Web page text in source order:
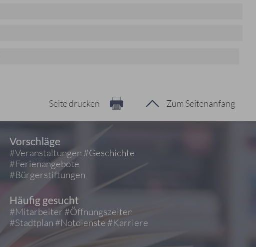
Zum Seitenanfang
Seite drucken
Vorschläge
#Veranstaltungen #Geschichte
#Ferienangebote
#Bürgerstiftungen
Häufig gesucht
#Mitarbeiter #Öffnungszeiten
#Stadtplan #Notdienste#Karriere